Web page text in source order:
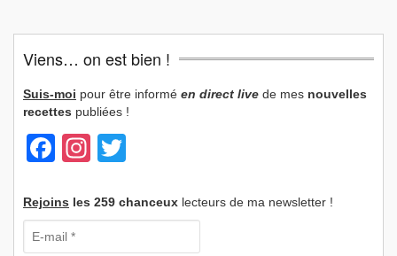
Viens… on est bien !
Suis-moi pour être informé en direct live de mes nouvelles
recettes publiées !
Facebook
Instagram
Rejoins les 259 chanceux lecteurs de ma newsletter !